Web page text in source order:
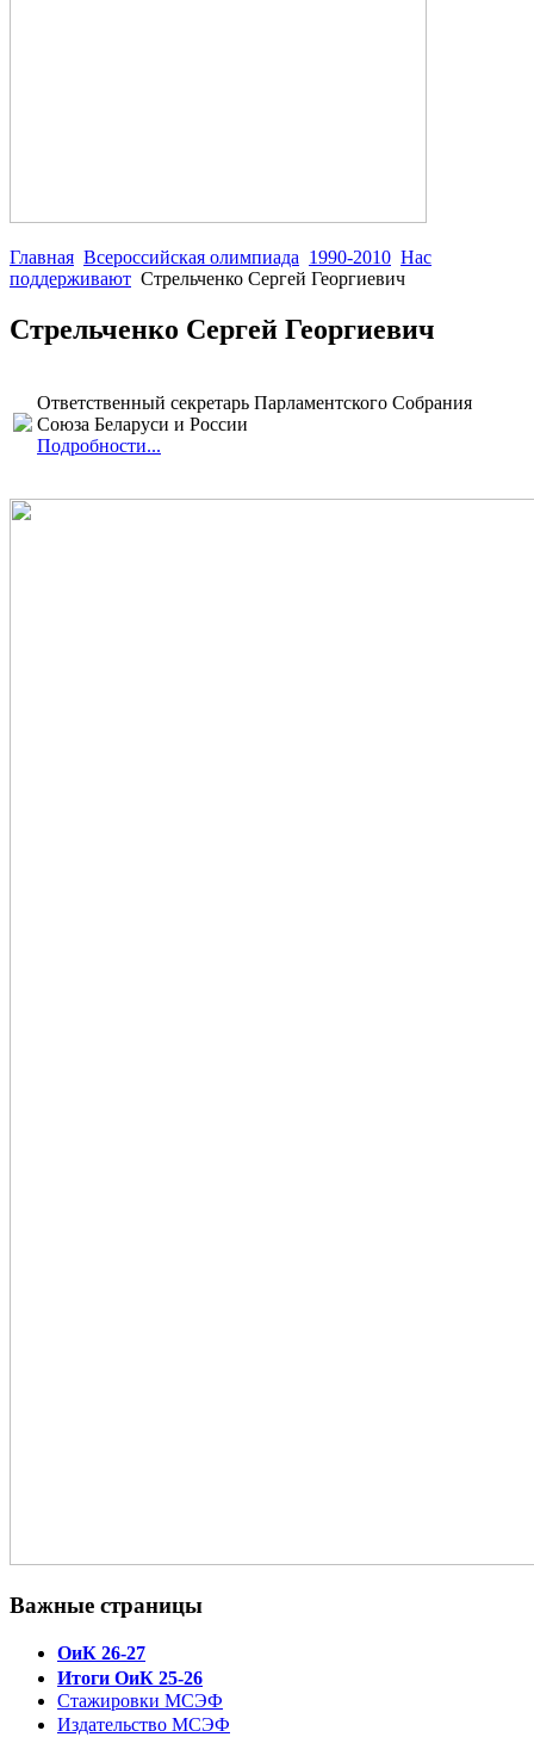
Главная Всероссийская олимпиада 1990-2010 Нас
поддерживают Стрельченко Сергей Георгиевич
Стрельченко Сергей Георгиевич
Ответственный секретарь Парламентского Собрания
Союза Беларуси и России
Подробности...
Важные страницы
ОиК 26-27
Итоги ОиК 25-26
Стажировки МСЭФ
Издательство МСЭФ